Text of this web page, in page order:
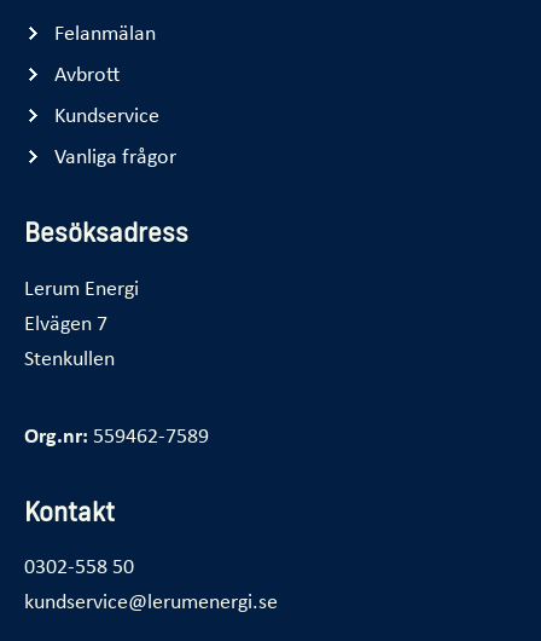
Felanmälan
Avbrott
Kundservice
Vanliga frågor
Besöksadress
Lerum Energi
Elvägen 7
Stenkullen
Org.nr: 559462-7589
Kontakt
0302-558 50
kundservice@lerumenergi.se